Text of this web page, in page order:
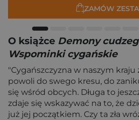
ZAMÓW
O książce Demony
Wspominki cygańskie
"Cygańszczyzna w naszym kraju
powoli do swego kresu, do
się wśród obcych. Długa to
zdaje się wskazywać na to, że
już jej początkiem. Czy ta zła